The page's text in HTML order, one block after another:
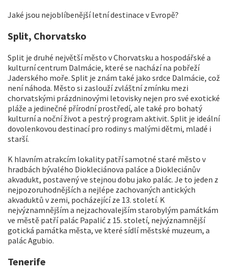
Jaké jsou nejoblíbenější letní destinace v Evropě?
Split, Chorvatsko
Split je druhé největší město v Chorvatsku a hospodářské a
kulturní centrum Dalmácie, které se nachází na pobřeží
Jaderského moře. Split je znám také jako srdce Dalmácie, což
není náhoda. Město si zaslouží zvláštní zmínku mezi
chorvatskými prázdninovými letovisky nejen pro své exotické
pláže a jedinečné přírodní prostředí, ale také pro bohatý
kulturní a noční život a pestrý program aktivit. Split je ideální
dovolenkovou destinací pro rodiny s malými dětmi, mladé i
starší.
K hlavním atrakcím lokality patří samotné staré město v
hradbách bývalého Diokleciánova paláce a Diokleciánův
akvadukt, postavený ve stejnou dobu jako palác. Je to jeden z
nejpozoruhodnějších a nejlépe zachovaných antických
akvaduktů v zemi, pocházející ze 13. století. K
nejvýznamnějším a nejzachovalejším starobylým památkám
ve městě patří palác Papalić z 15. století, nejvýznamnější
gotická památka města, ve které sídlí městské muzeum, a
palác Agubio.
Tenerife